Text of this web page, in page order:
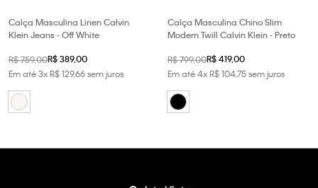
Calça Masculina Linen Calvin
Klein Jeans - Off White
R$759,00R$389,00
Em até3xR$129,66sem juros
Calça Masculina Chino Slim
Modern Twill Calvin Klein - Preto
R$799,00R$419,00
Em até4xR$10475sem juros